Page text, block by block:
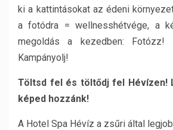
ki a kattintásokat az édeni
a fotódra = wellnesshétvége, a
megoldás a kezedben:
Kampányolj!
Töltsd fel és töltődj fel Hévízen!
képed hozzánk!
A Hotel Spa Hévíz a zsűri által